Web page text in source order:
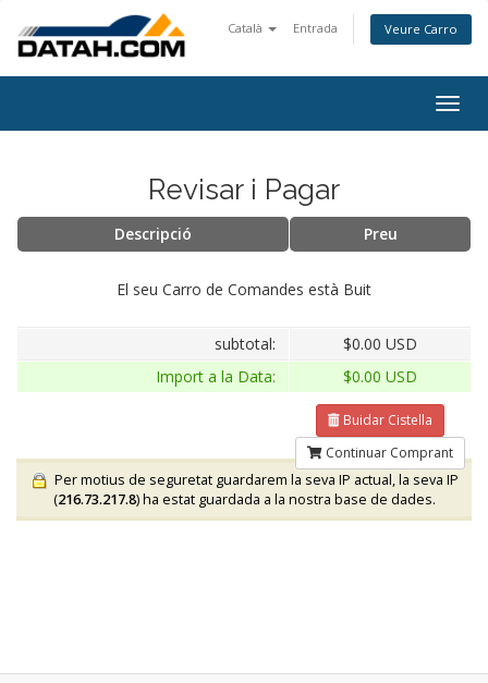
Català Entrada Veure Carro
Revisar i Pagar
Descripció Preu
El seu Carro de Comandes està Buit
subtotal:
$0.00 USD
Import a la Data:
$0.00 USD
Buidar Cistella
Continuar Comprant
Per motius de seguretat guardarem la seva IP actual, la seva IP
(216.73.217.8) ha estat guardada a la nostra base de dades.